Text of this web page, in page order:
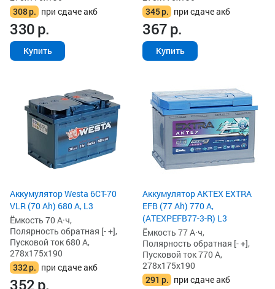
308р. при сдаче акб
330р.
Купить
345р. при сдаче акб
367р.
Купить
Аккумулятор Westa 6СТ-70
VLR (70 Ah) 680 А, L3
Ёмкость 70 А·ч,
Полярность обратная [- +],
Пусковой ток 680 А,
278x175x190
332р. при сдаче акб
352р.
Аккумулятор AKTEX EXTRA
EFB (77 Ah) 770 А,
(ATEXPEFB77-3-R) L3
Ёмкость 77 А·ч,
Полярность обратная [- +],
Пусковой ток 770 А,
278x175x190
291 р. при сдаче акб